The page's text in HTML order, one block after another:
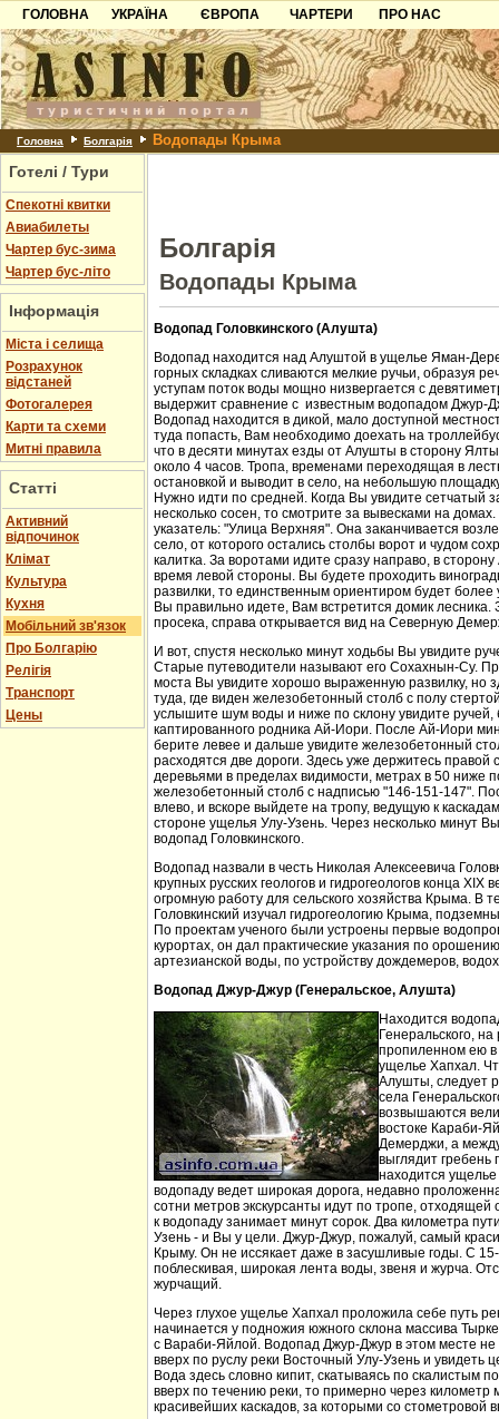
ГОЛОВНА
УКРАЇНА
Карпати
Азов
Причорноморря
Шацьк
ЄВРОПА
Чорногорія
Хорватія
Болгарія
Албанія
ЧАРТЕРИ
ПРО НАС
Контакти
Партнерам
Додати готель
Головна Болгарія Водопады Крыма
Готелі / Тури
Спекотні квитки
Авиабилеты
Чартер бус-зима
Чартер бус-літо
Інформація
Міста і селища
Розрахунок
відстаней
Фотогалерея
Карти та схеми
Митні правила
Статті
Активний
відпочинок
Клімат
Культура
Кухня
Мобільний зв'язок
Про Болгарію
Релігія
Транспорт
Цены
Болгарія
Водопады Крыма
Водопад Головкинского (Алушта)
Водопад находится над Алуштой в ущелье Яман-
горных складках сливаются мелкие ручьи, образуя
уступам поток воды мощно низвергается с
выдержит сравнение с известным водопадом Джур-
Водопад находится в дикой, мало доступной
туда попасть, Вам необходимо доехать на
что в десяти минутах езды от Алушты в сторону
около 4 часов. Тропа, временами переходящая в
остановкой и выводит в село, на небольшую
Нужно идти по средней. Когда Вы увидите сетчатый
несколько сосен, то смотрите за вывесками на
указатель: "Улица Верхняя". Она заканчивается
село, от которого остались столбы ворот и чудом
калитка. За воротами идите сразу направо, в
время левой стороны. Вы будете проходить
развилки, то единственным ориентиром будет более
Вы правильно идете, Вам встретится домик лесника.
просека, справа открывается вид на Северную
И вот, спустя несколько минут ходьбы Вы увидите
Старые путеводители называют его Сохахнын-Су.
моста Вы увидите хорошо выраженную развилку, но
туда, где виден железобетонный столб с полу
услышите шум воды и ниже по склону увидите
каптированного родника Ай-Иори. После Ай-Иори
берите левее и дальше увидите железобетонный
расходятся две дороги. Здесь уже держитесь правой
деревьями в пределах видимости, метрах в 50 ниже
железобетонный столб с надписью "146-151-147".
влево, и вскоре выйдете на тропу, ведущую к
стороне ущелья Улу-Узень. Через несколько минут
водопад Головкинского.
Водопад назвали в честь Николая Алексеевича
крупных русских геологов и гидрогеологов конца XIX
огромную работу для сельского хозяйства Крыма. В
Головкинский изучал гидрогеологию Крыма,
По проектам ученого были устроены первые
курортах, он дал практические указания по
артезианской воды, по устройству дождемеров,
Водопад Джур-Джур (Генеральское, Алушта)
Находится
Генеральского,
пропиленном ею в
ущелье Хапхал.
Алушты, следует
села
возвышаются
востоке Караби-
Демерджи, а
выглядит гребень
находится
водопаду ведет широкая дорога, недавно
сотни метров экскурсанты идут по тропе, отходящей
к водопаду занимает минут сорок. Два километра
Узень - и Вы у цели. Джур-Джур, пожалуй, самый
Крыму. Он не иссякает даже в засушливые годы. С
поблескивая, широкая лента воды, звеня и журча.
журчащий.
Через глухое ущелье Хапхал проложила себе путь
начинается у подножия южного склона массива
с Вараби-Яйлой. Водопад Джур-Джур в этом месте
вверх по руслу реки Восточный Улу-Узень и увидеть
Вода здесь словно кипит, скатываясь по скалистым
вверх по течению реки, то примерно через километр
красивейших каскадов, за которыми со стометровой